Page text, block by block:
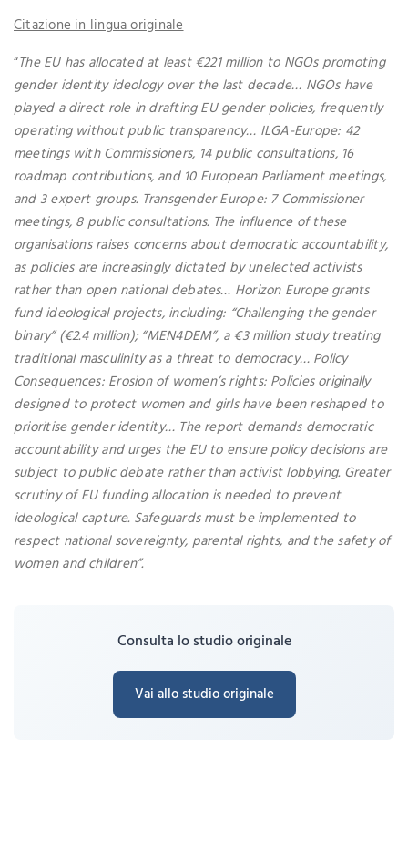
Citazione in lingua originale
“The EU has allocated at least €221 million to NGOs promoting
gender identity ideology over the last decade… NGOs have
played a direct role in drafting EU gender policies, frequently
operating without public transparency… ILGA-Europe: 42
meetings with Commissioners, 14 public consultations, 16
roadmap contributions, and 10 European Parliament meetings,
and 3 expert groups. Transgender Europe: 7 Commissioner
meetings, 8 public consultations. The influence of these
organisations raises concerns about democratic accountability,
as policies are increasingly dictated by unelected activists
rather than open national debates… Horizon Europe grants
fund ideological projects, including: “Challenging the gender
binary” (€2.4 million); “MEN4DEM”, a €3 million study treating
traditional masculinity as a threat to democracy… Policy
Consequences: Erosion of women’s rights: Policies originally
designed to protect women and girls have been reshaped to
prioritise gender identity… The report demands democratic
accountability and urges the EU to ensure policy decisions are
subject to public debate rather than activist lobbying. Greater
scrutiny of EU funding allocation is needed to prevent
ideological capture. Safeguards must be implemented to
respect national sovereignty, parental rights, and the safety of
women and children”.
Consulta lo studio originale
Vai allo studio originale